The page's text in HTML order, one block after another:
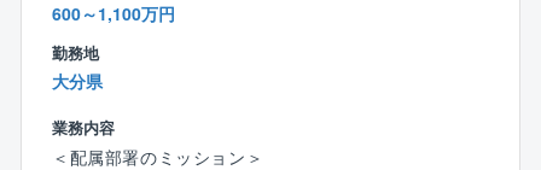
600～1,100万円
勤務地
大分県
業務内容
＜配属部署のミッション＞